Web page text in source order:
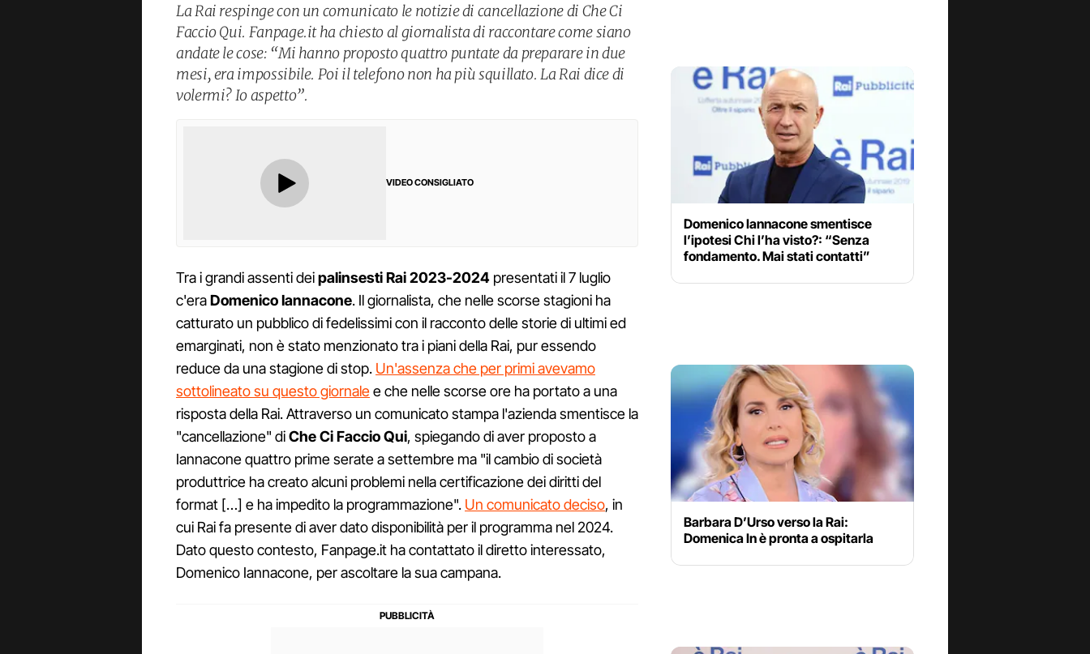
La Rai respinge con un comunicato le notizie di cancellazione di Che Ci
Faccio Qui. Fanpage.it ha chiesto al giornalista di raccontare come siano
andate le cose: “Mi hanno proposto quattro puntate da preparare in due
mesi, era impossibile. Poi il telefono non ha più squillato. La Rai dice di
volermi? Io aspetto”.
VIDEO CONSIGLIATO
Tra i grandi assenti deipalinsesti Rai 2023-2024 presentati il 7 luglio
c'eraDomenico Iannacone. Il giornalista, che nelle scorse stagioni ha
catturato un pubblico di fedelissimi con il racconto delle storie di ultimi ed
emarginati, non è stato menzionato tra i piani della Rai, pur essendo
reduce da una stagione di stop. Un'assenza che per primi avevamo
sottolineato su questo giornalee che nelle scorse ore ha portato a una
risposta della Rai. Attraverso un comunicato stampa l'azienda smentisce la
"cancellazione" diChe Ci Faccio Qui, spiegando di aver proposto a
Iannacone quattro prime serate a settembre ma "il cambio di società
produttrice ha creato alcuni problemi nella certificazione dei diritti del
format […] e ha impedito la programmazione". Un comunicato deciso, in
cui Rai fa presente di aver dato disponibilità per il programma nel 2024.
Dato questo contesto, Fanpage.it ha contattato il diretto interessato,
Domenico Iannacone, per ascoltare la sua campana.
Domenico Iannacone smentisce
l’ipotesi Chi l’ha visto?: “Senza
fondamento. Mai stati contatti”
Barbara D’Urso verso la Rai:
Domenica In è pronta a ospitarla